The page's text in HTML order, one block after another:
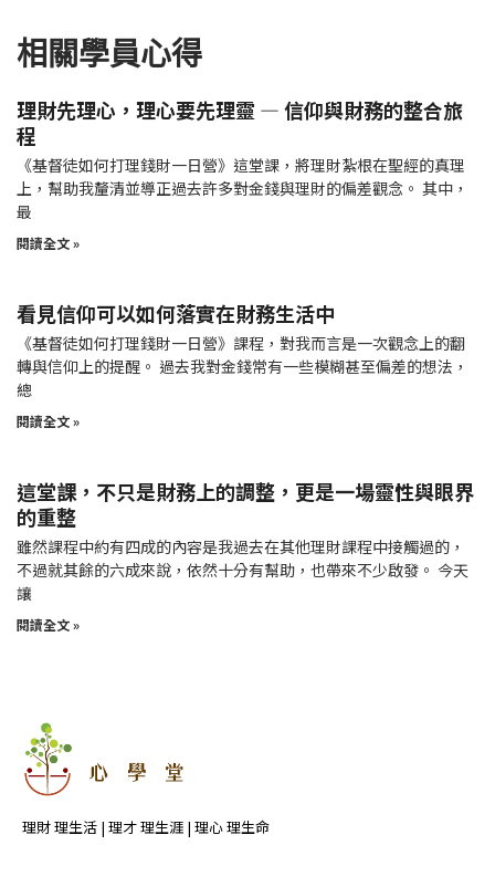
相關學員心得
理財先理心，理心要先理靈 — 信仰與財務的整合旅
程
《基督徒如何打理錢財一日營》這堂課，將理財紮根在聖經的真理
上，幫助我釐清並導正過去許多對金錢與理財的偏差觀念。 其中，
最
閱讀全文 »
看見信仰可以如何落實在財務生活中
《基督徒如何打理錢財一日營》課程，對我而言是一次觀念上的翻
轉與信仰上的提醒。 過去我對金錢常有一些模糊甚至偏差的想法，
總
閱讀全文 »
這堂課，不只是財務上的調整，更是一場靈性與眼界
的重整
雖然課程中約有四成的內容是我過去在其他理財課程中接觸過的，
不過就其餘的六成來說，依然十分有幫助，也帶來不少啟發。 今天
讓
閱讀全文 »
理財 理生活 | 理才 理生涯 | 理心 理生命